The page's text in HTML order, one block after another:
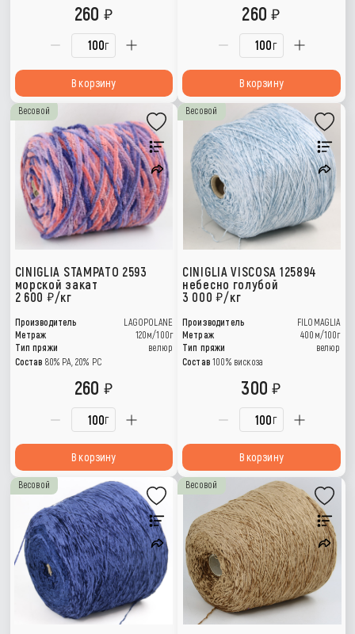
г
260
В корзину
г
260
В корзину
Весовой
CINIGLIA STAMPATO 2593
морской закат
2 600
/кг
Производитель
LAGOPOLANE
Метраж
120м/100г
Тип пряжи
велюр
Состав 80% РА, 20% РС
г
260
В корзину
Весовой
CINIGLIA VISCOSA 125894
небесно голубой
3 000 /кг
Производитель
FILOMAGLIA
Метраж
400м/100г
Тип пряжи
велюр
Состав 100% вискоза
г
300
В корзину
Весовой Весовой